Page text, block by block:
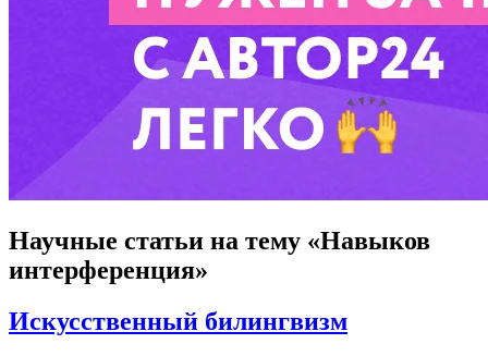
Научные статьи на тему «Навыков
интерференция»
Искусственный билингвизм